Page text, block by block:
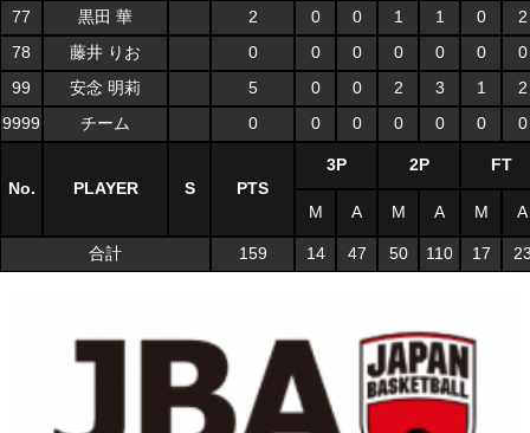
77
黒田 華 2 0 0 1 1 0
2
78
藤井 りお 0 0 0 0 0 0
0
99
安念 明莉 5 0 0 2 3 1
2
9999
チーム 0 0 0 0 0 0 0
No. PLAYER S PTS
3P 2P FT
M A M A M A
合計 159 14 47 50 110 17